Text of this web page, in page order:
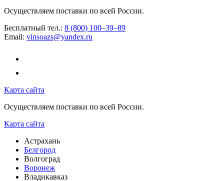
Осуществляем поставки по всей России.
Бесплатный тел.: 8 (800) 100–39–89
Email: vinsoazs@yandex.ru
Карта сайта
Осуществляем поставки по всей России.
Карта сайта
Астрахань
Белгород
Волгоград
Воронеж
Владикавказ